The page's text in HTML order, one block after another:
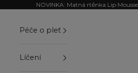
Přejít na obsahNOVINKA: Matná rtěnka Lip
Péče o pleť
Líčení